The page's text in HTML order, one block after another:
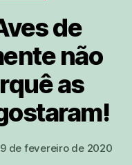
de
não
as
de fevereiro de 2020